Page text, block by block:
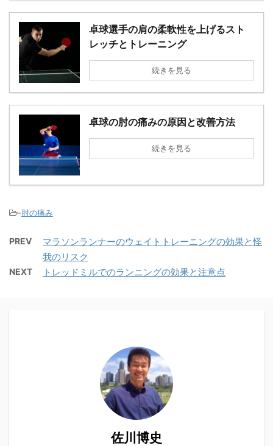
卓球選手の肩の柔軟性を上げるスト
レッチとトレーニング
続きを見る
卓球の肘の痛みの原因と改善方法
続きを見る
-肘の痛み
PREV
マラソンランナーのウェイトトレーニングの効果と怪
我のリスク
NEXT トレッドミルでのランニングの効果と注意点
佐川博史